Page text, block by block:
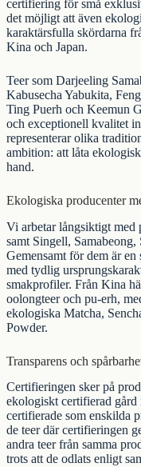
certifiering för små
det möjligt att även
karaktärsfulla skördarna
Kina och Japan.
Teer som Darjeeling
Kabusecha Yabukita,
Ting Puerh och Keemun
och exceptionell kvalitet
representerar olika
ambition: att låta
hand.
Ekologiska producenter
Vi arbetar långsiktigt med
samt Singell,
Gemensamt för dem är
med tydlig
smakprofiler. Från Kina
oolongteeroch pu-erh,
ekologiska Matcha,
Powder.
Transparens och
Certifieringen sker på
ekologiskt certifierad
certifierade som enskilda
de teer där certifieringen
andra teer från samma
trots att de odlats enligt